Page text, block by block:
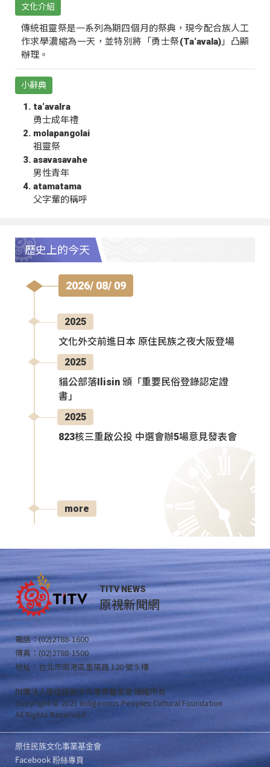
文化介紹
傳統祖靈祭是一系列為期四個月的祭典，現今配合族人工
作求學濃縮為一天，並特別將「勇士祭(Ta‘avala)」凸顯
辦理。
小辭典
ta‘avalra
勇士成年禮
molapangolai
祖靈祭
asavasavahe
男性青年
atamatama
父字輩的稱呼
歷史上的今天
2026/ 08/ 09
2025
文化外交前進日本 原住民族之夜大阪登場
2025
貓公部落Ilisin 頒「重要民俗登錄認定證
書」
2025
823核三重啟公投 中選會辦5場意見發表會
more
TITV NEWS
原視新聞網
電話：(02)2788-1600
傳真：(02)2788-1500
地址：台北市南港區重陽路 120 號 5 樓
財團法人原住民族文化事業基金會 版權所有
Copyright © 2021 Indigenous Peoples Cultural Foundation
All Rights Reserved .
原住民族文化事業基金會
Facebook 粉絲專頁